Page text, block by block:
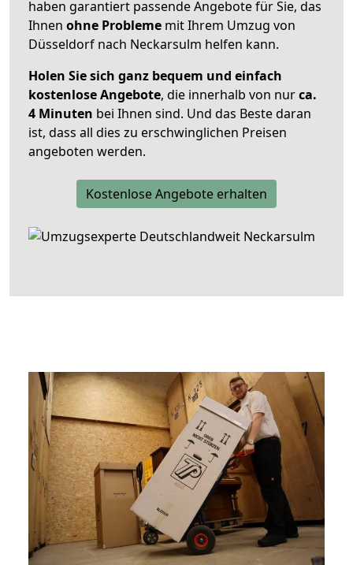
haben garantiert passende Angebote für Sie, das
Ihnen ohne Probleme mit Ihrem Umzug von
Düsseldorf nach Neckarsulm helfen kann.
Holen Sie sich ganz bequem und einfach
kostenlose Angebote, die innerhalb von nurca.
4 Minuten bei Ihnen sind. Und das Beste daran
ist, dass all dies zu erschwinglichen Preisen
angeboten werden.
Kostenlose Angebote erhalten